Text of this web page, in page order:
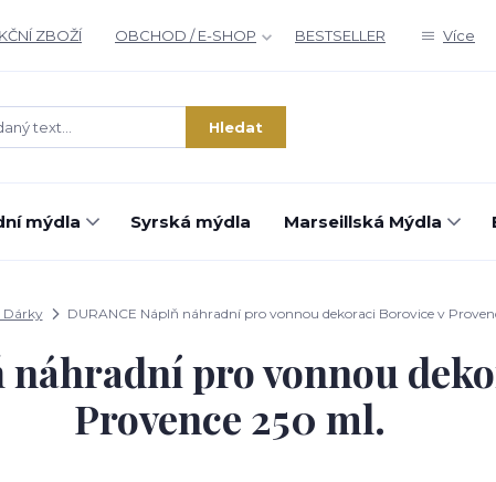
ZBOŽÍ OBCHOD / E-SHOP BESTSELLER Více
Hledat
mýdla Syrská mýdla Marseillská Mýdla
Dárky DURANCE Náplň náhradní pro vonnou dekoraci Borovice v
náhradní pro vonnou
Provence 250 ml.